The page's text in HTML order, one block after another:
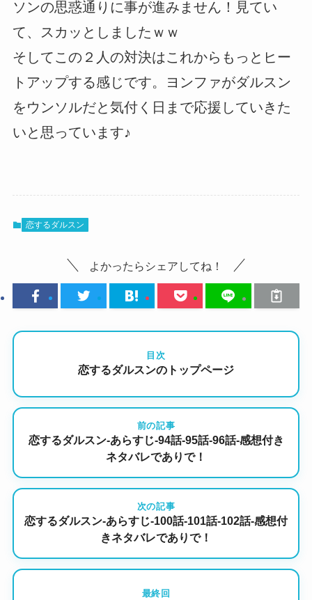
ソンの思惑通りに事が進みません！見てい
て、スカッとしましたｗｗ
そしてこの２人の対決はこれからもっとヒー
トアップする感じです。ヨンファがダルスン
をウンソルだと気付く日まで応援していきた
いと思っています♪
恋するダルスン
よかったらシェアしてね！
目次
恋するダルスンのトップページ
前の記事
恋するダルスン-あらすじ-94話-95話-96話-感想付き
ネタバレでありで！
次の記事
恋するダルスン-あらすじ-100話-101話-102話-感想付
きネタバレでありで！
最終回